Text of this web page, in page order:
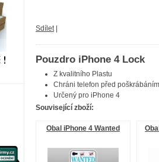
Sdílet
Pouzdro iPhone 4 Lock
Z kvalitního Plastu
Chráni telefon před poškrábáním
Určený pro iPhone 4
Související zboží:
Obal iPhone 4 Wanted